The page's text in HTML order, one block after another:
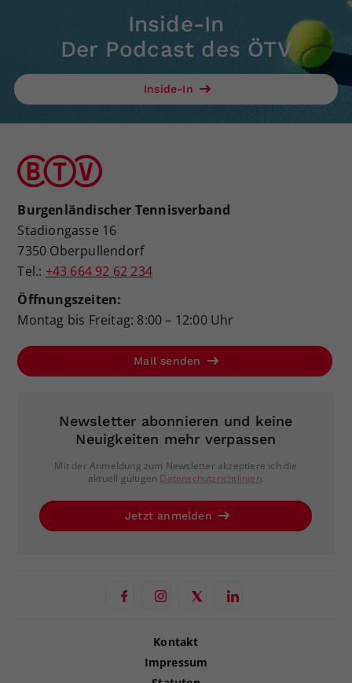
Inside-In
Der Podcast des ÖTV
Inside-In
Burgenländischer Tennisverband
Stadiongasse 16
7350 Oberpullendorf
Tel.: +43 664 92 62 234
Öffnungszeiten:
Montag bis Freitag: 8:00 – 12:00 Uhr
Mail senden
Newsletter abonnieren und keine
Neuigkeiten mehr verpassen
Mit der Anmeldung zum Newsletter akzeptiere ich die
aktuell gültigen Datenschutzrichtlinien.
Jetzt anmelden
Kontakt
Impressum